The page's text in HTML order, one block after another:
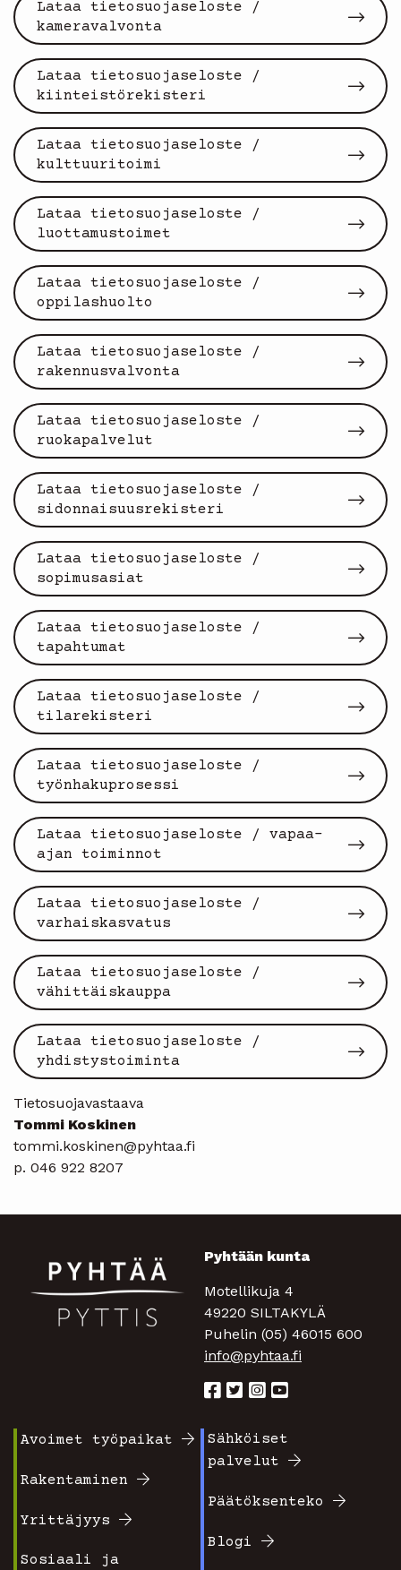
Lataa tietosuojaseloste /
kameravalvonta
Lataa tietosuojaseloste /
kiinteistörekisteri
Lataa tietosuojaseloste /
kulttuuritoimi
Lataa tietosuojaseloste /
luottamustoimet
Lataa tietosuojaseloste /
oppilashuolto
Lataa tietosuojaseloste /
rakennusvalvonta
Lataa tietosuojaseloste /
ruokapalvelut
Lataa tietosuojaseloste /
sidonnaisuusrekisteri
Lataa tietosuojaseloste /
sopimusasiat
Lataa tietosuojaseloste /
tapahtumat
Lataa tietosuojaseloste /
tilarekisteri
Lataa tietosuojaseloste /
työnhakuprosessi
Lataa tietosuojaseloste / vapaa-
ajan toiminnot
Lataa tietosuojaseloste /
varhaiskasvatus
Lataa tietosuojaseloste /
vähittäiskauppa
Lataa tietosuojaseloste /
yhdistystoiminta
Tietosuojavastaava
Tommi Koskinen
tommi.koskinen@pyhtaa.fi
p. 046 922 8207
Pyhtään kunta
Motellikuja 4
49220 SILTAKYLÄ
Puhelin (05) 46015 600
info@pyhtaa.fi
valikko
1
Avoimet työpaikat
Rakentaminen
Yrittäjyys
Sosiaali ja
Footer
2
Sähköiset
palvelut
Päätöksenteko
Blogi